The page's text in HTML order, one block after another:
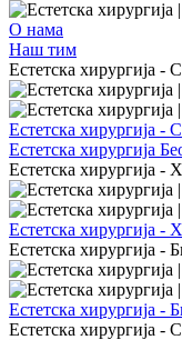
О нама
Наш тим
Естетска хирургија -
Естетска хирургија -
Естетска хирургија
Естетска хирургија -
Естетска хирургија -
Естетска хирургија -
Естетска хирургија -
Естетска хирургија -